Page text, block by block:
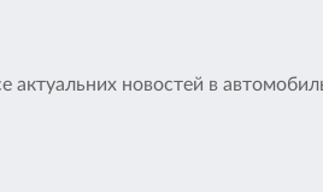
актуальних новостей в